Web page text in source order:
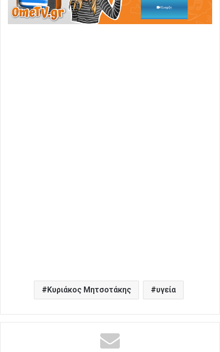
Κυριάκος Μητσοτάκης υγεία